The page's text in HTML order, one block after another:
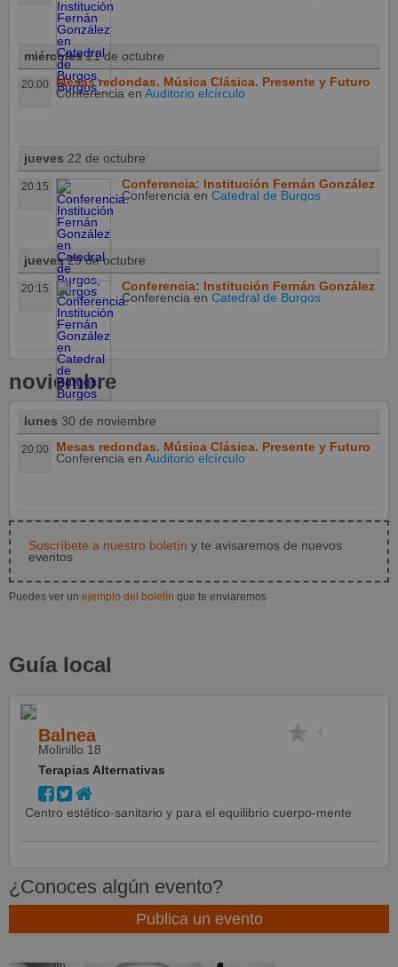
miércoles21 de octubre
20:00
Mesas redondas. Música Clásica. Presente y Futuro
Conferencia en Auditorio elcírculo
jueves 22 de octubre
20:15
Conferencia: Institución Fernán González
Conferencia en Catedral de Burgos
jueves29 de octubre
20:15
Conferencia: Institución Fernán González
Conferencia en Catedral de Burgos
noviembre
lunes 30 de noviembre
20:00
Mesas redondas. Música Clásica. Presente y Futuro
Conferencia en Auditorio elcírculo
Suscríbete a nuestro boletín y te avisaremos de nuevos
eventos
Puedes ver un ejemplo del boletín que te enviaremos
Guía local
Balnea
Molinillo 18
Terapias Alternativas
4
Centro estético-sanitario y para el equilibrio cuerpo-mente
¿Conoces algún evento?
Publica un evento